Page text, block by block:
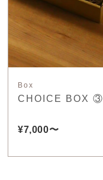
Box
CHOICE BOX ③
¥7,000〜